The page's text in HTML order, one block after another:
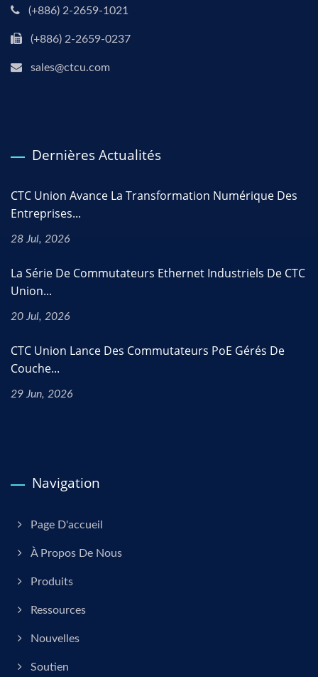
(+886) 2-2659-1021
(+886) 2-2659-0237
sales@ctcu.com
Dernières Actualités
CTC Union Avance La Transformation Numérique Des
Entreprises...
28 Jul, 2026
La Série De Commutateurs Ethernet Industriels De CTC
Union...
20 Jul, 2026
CTC Union Lance Des Commutateurs PoE Gérés De
Couche...
29 Jun, 2026
Navigation
Page D'accueil
À Propos De Nous
Produits
Ressources
Nouvelles
Soutien